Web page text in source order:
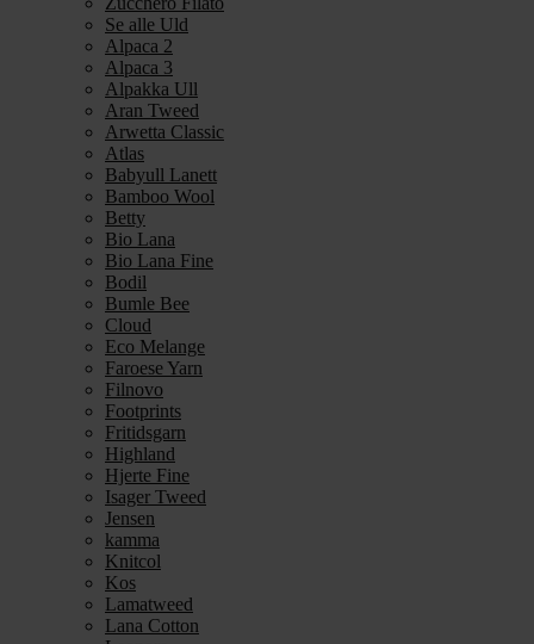
Se alle Uld
Alpaca 2
Alpaca 3
Alpakka Ull
Aran Tweed
Arwetta Classic
Atlas
Babyull Lanett
Bamboo Wool
Betty
Bio Lana
Bio Lana Fine
Bodil
Bumle Bee
Cloud
Eco Melange
Faroese Yarn
Filnovo
Footprints
Fritidsgarn
Highland
Hjerte Fine
Isager Tweed
Jensen
kamma
Knitcol
Kos
Lamatweed
Lana Cotton